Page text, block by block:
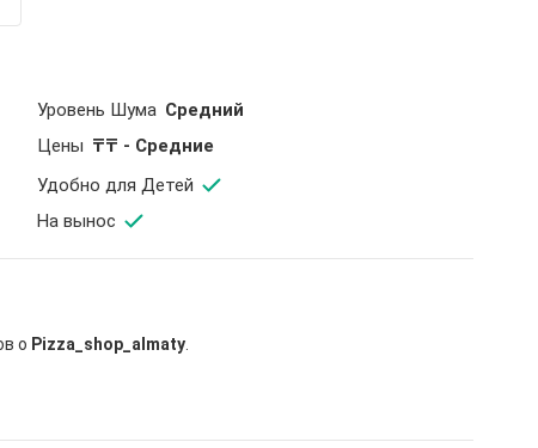
Уровень Шума Средний
Цены ₸₸ - Средние
Удобно для Детей
На вынос
о Pizza_shop_almaty